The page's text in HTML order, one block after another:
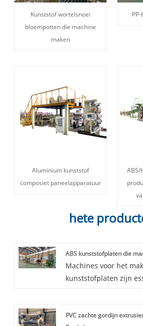
Kunststof wortelsnoei
bloempotten die machine
maken
Aluminium kunststof
composiet paneelapparatuur
ABS/
hete
ABS kunststofplaten die
Machines voor het
kunststofplaten zijn
verschillende
PVC zachte gordijn